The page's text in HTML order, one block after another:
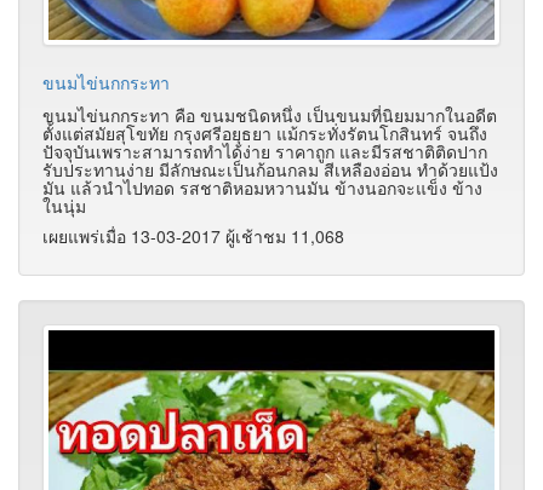
ขนมไข่นกกระทา
ขนมไข่นกกระทา คือ ขนมชนิดหนึ่ง เป็นขนมที่นิยมมากในอดีต
ตั้งแต่สมัยสุโขทัย กรุงศรีอยุธยา แม้กระทั่งรัตนโกสินทร์ จนถึง
ปัจจุบันเพราะสามารถทำได้ง่าย ราคาถูก และมีรสชาติติดปาก
รับประทานง่าย มีลักษณะเป็นก้อนกลม สีเหลืองอ่อน ทำด้วยแป้ง
มัน แล้วนำไปทอด รสชาติหอมหวานมัน ข้างนอกจะแข็ง ข้าง
ในนุ่ม
เผยแพร่เมื่อ 13-03-2017 ผู้เช้าชม 11,068